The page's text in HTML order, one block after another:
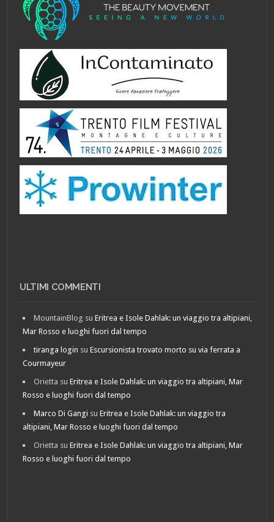
ULTIMI COMMENTI
MountainBlog suEritrea e Isole Dahlak: un viaggio tra altipiani,
Mar Rosso e luoghi fuori dal tempo
tiranga login suEscursionista trovato morto su via ferrata a
Courmayeur
Orietta suEritrea e Isole Dahlak: un viaggio tra altipiani, Mar
Rosso e luoghi fuori dal tempo
Marco Di Gangi suEritrea e Isole Dahlak: un viaggio tra
altipiani, Mar Rosso e luoghi fuori dal tempo
Orietta suEritrea e Isole Dahlak: un viaggio tra altipiani, Mar
Rosso e luoghi fuori dal tempo